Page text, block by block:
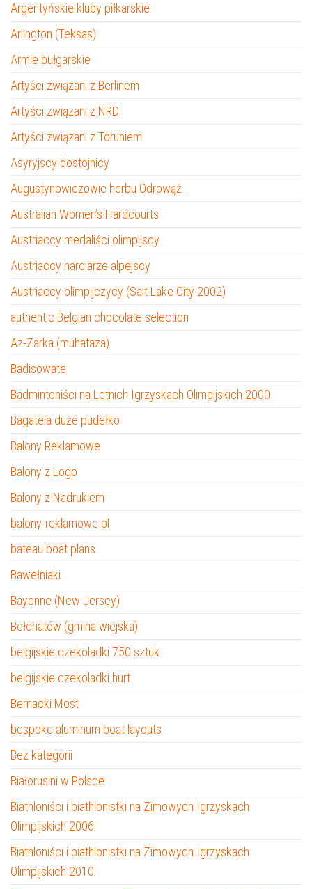
Argentyńskie kluby piłkarskie
Arlington (Teksas)
Armie bułgarskie
Artyści związani z Berlinem
Artyści związani z NRD
Artyści związani z Toruniem
Asyryjscy dostojnicy
Augustynowiczowie herbu Odrowąż
Australian Women’s Hardcourts
Austriaccy medaliści olimpijscy
Austriaccy narciarze alpejscy
Austriaccy olimpijczycy (Salt Lake City 2002)
authentic Belgian chocolate selection
Az-Zarka (muhafaza)
Badisowate
Badmintoniści na Letnich Igrzyskach Olimpijskich 2000
Bagatela duże pudełko
Balony Reklamowe
Balony z Logo
Balony z Nadrukiem
balony-reklamowe.pl
bateau boat plans
Bawełniaki
Bayonne (New Jersey)
Bełchatów (gmina wiejska)
belgijskie czekoladki 750 sztuk
belgijskie czekoladki hurt
Bernacki Most
bespoke aluminum boat layouts
Bez kategorii
Białorusini w Polsce
Biathloniści i biathlonistki na Zimowych Igrzyskach
Olimpijskich 2006
Biathloniści i biathlonistki na Zimowych Igrzyskach
Olimpijskich 2010